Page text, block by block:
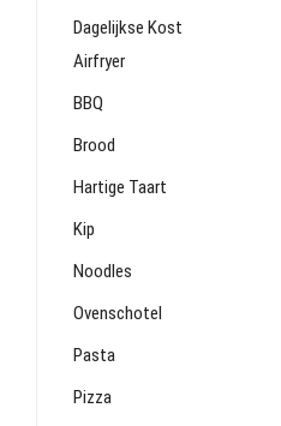
Dagelijkse Kost
Airfryer
BBQ
Brood
Hartige Taart
Kip
Noodles
Ovenschotel
Pasta
Pizza